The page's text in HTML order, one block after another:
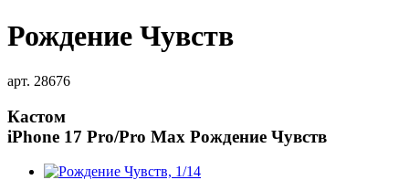
Рождение Чувств
арт. 28676
Кастом
iPhone 17 Pro/Pro Max Рождение Чувств